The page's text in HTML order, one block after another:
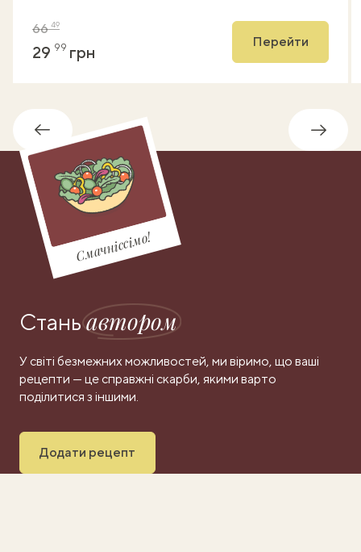
6649
29 99 грн
Перейти
Назад
Смачніссімо!
Станьавтором
У світі безмежних можливостей, ми віримо, що ваші
рецепти — це справжні скарби, якими варто
поділитися з іншими.
Додати рецепт